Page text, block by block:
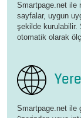
Smartpage.net ile
sayfalar, uygun
şekilde kurulabilir.
otomatik olarak
Smartpage.net ile